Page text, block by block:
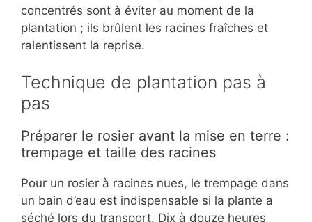
concentrés sont à éviter au moment de la
plantation ; ils brûlent les racines fraîches et
ralentissent la reprise.
Technique de plantation pas à
pas
Préparer le rosier avant la mise en terre :
trempage et taille des racines
Pour un rosier à racines nues, le trempage dans
un bain d’eau est indispensable si la plante a
séché lors du transport. Dix à douze heures